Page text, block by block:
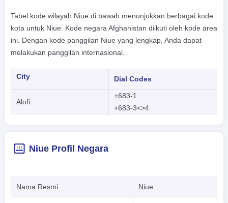
Tabel kode wilayah Niue di bawah menunjukkan berbagai kode
kota untuk Niue. Kode negara Afghanistan diikuti oleh kode area
ini. Dengan kode panggilan Niue yang lengkap, Anda dapat
melakukan panggilan internasional.
City Dial Codes
Alofi
+683-1
+683-3<>4
Niue Profil Negara
Nama Resmi Niue